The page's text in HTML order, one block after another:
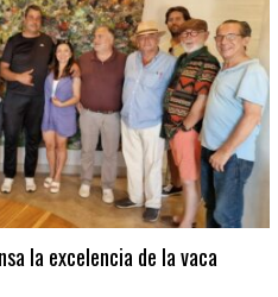
la excelencia de la vaca